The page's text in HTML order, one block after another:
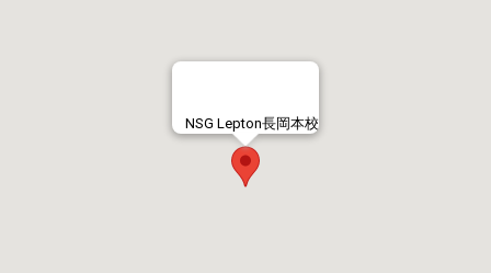
NSG Lepton長岡本校